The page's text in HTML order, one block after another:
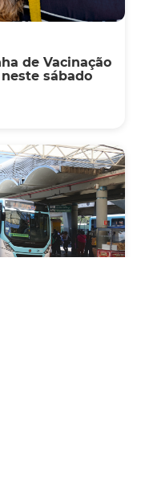
de Vacinação
sábado